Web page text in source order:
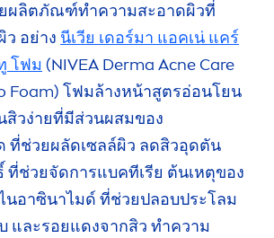
ผลิตภัณฑ์ทำความสะอาดผิวที่
ว อย่าง นีเวีย เดอร์มา แอคเน่ แคร์
โฟม (NIVEA Derma Acne Care
Foam) โฟมล้างหน้าสูตรอ่อนโยน
สิวง่ายที่มีส่วนผสมของ
ที่ช่วยผลัดเซลล์ผิว ลดสิวอุดตัน
ที่ช่วยจัดการแบคทีเรีย ต้นเหตุของ
นอาซินาไมด์ ที่ช่วยปลอบประโลม
และรอยแดงจากสิว ทำความ